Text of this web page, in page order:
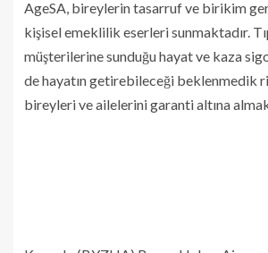
AgeSA, bireylerin tasarruf ve birikim
kişisel emeklilik eserleri sunmaktadır.
müşterilerine sunduğu hayat ve kaza
de hayatın getirebileceği beklenmedik
bireyleri ve ailelerini garanti altına